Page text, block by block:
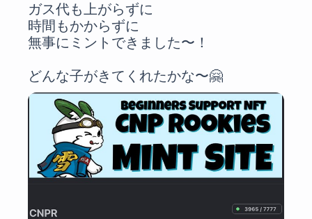
ガス代も上がらずに
時間もかからずに
無事にミントできました〜！
どんな子がきてくれたかな〜🤗